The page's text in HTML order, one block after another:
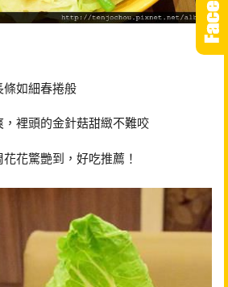
如細春捲般
裡頭的金針菇甜緻不難咬
花驚艷到，好吃推薦！